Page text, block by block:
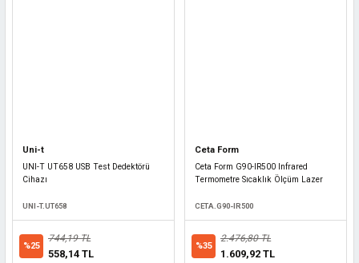
Uni-t
UNI-T UT658 USB Test Dedektörü
Cihazı
UNI-T.UT658
%25
744,19 TL
558,14 TL
Ceta Form
Ceta Form G90-IR500 Infrared
Termometre Sıcaklık Ölçüm Lazer
CETA.G90-IR500
%35
2.476,80 TL
1.609,92 TL